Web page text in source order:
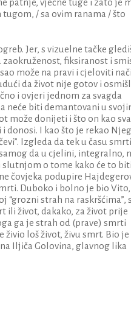
patnje, vječne tuge i zato je
tugom, / sa ovim ranama / što
Jer, s vizuelne tačke
fiksiranost i
može na pravi i cjeloviti
da život nije gotov i
i ovjeri jednom za svagda
neće biti demantovani u
može donijeti i što on kao
donosi. I kao što je rekao
Izgleda da tek u času
da u cjelini, integralno,
slutnjom o tome kako će to biti
čovjeka podupire
Duboko i bolno je bio Vito,
strah na raskršćima”,
ili život, dakako, za život prije
ga je strah od (prave) smrti
živio loš život, živu smrt. Bio
Iljiča Golovina, glavnog lika